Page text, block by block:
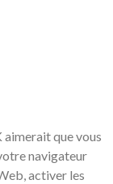
que vous
navigateur
activer les